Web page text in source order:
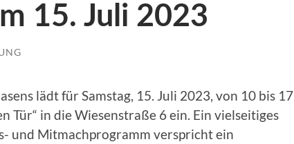
15. Juli 2023
lädt für Samstag, 15. Juli 2023, von 10 bis 17
Tür“ in die Wiesenstraße 6 ein. Ein vielseitiges
und Mitmachprogramm verspricht ein